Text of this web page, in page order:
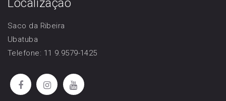
Localização
Saco da Ribeira
Ubatuba
Telefone: 11 9.9579-1425